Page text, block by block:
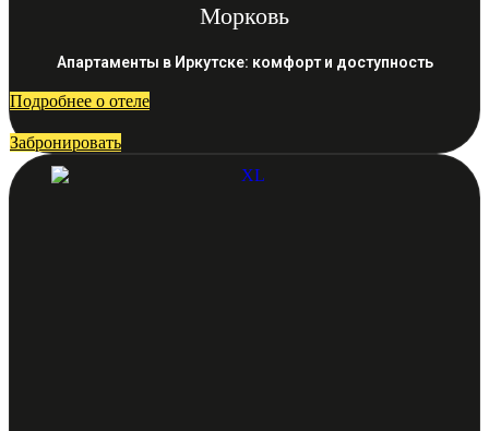
Морковь
Апартаменты в Иркутске: комфорт и доступность
Подробнее о отеле
Забронировать